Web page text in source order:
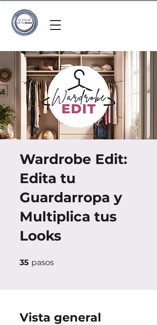
Wardrobe Edit:
Edita tu
Guardarropa y
Multiplica tus
Looks
35 pasos
Vista general